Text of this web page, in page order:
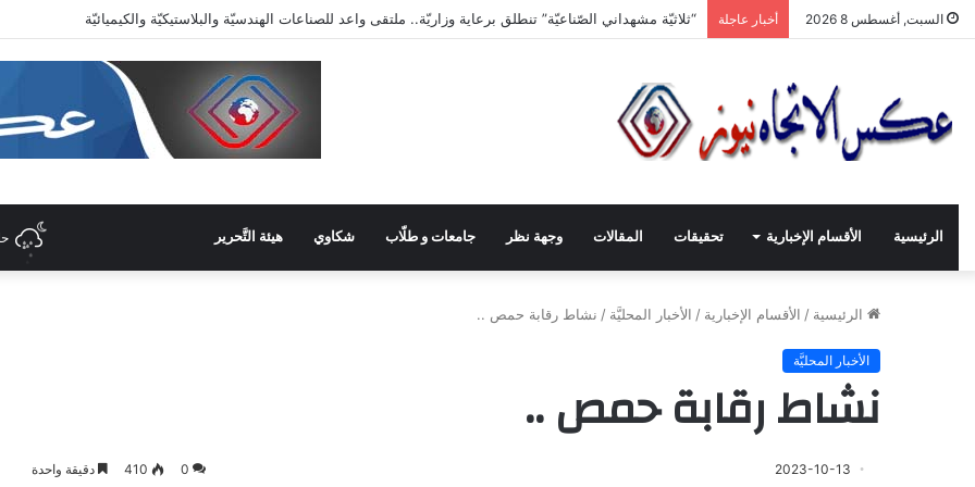
السبت, أغسطس 8 2026 أخبار عاجلة سيدتي الدّنيا.. ها أنا أخلع رداء الجّدّيّة وأرقص على أنغام تمرّدي الذي لا معنى له
الرئيسية الأقسام الإخبارية تحقيقات المقالات وجهة نظر جامعات و طلّاب شكاوي هيئة التَّحرير
الرئيسية / الأقسام الإخبارية / الأخبار المحليَّة / نشاط رقابة حمص ..
الأخبار المحليَّة
نشاط رقابة حمص ..
2023-10-13
0
410 دقيقة واحدة